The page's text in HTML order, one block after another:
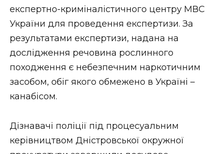
експертно-криміналістичного центру МВС
України для проведення експертизи. За
результатами експертизи, надана на
дослідження речовина рослинного
походження є небезпечним наркотичним
засобом, обіг якого обмежено в Україні –
канабісом.
Дізнавачі поліції під процесуальним
керівництвом Дністровської окружної